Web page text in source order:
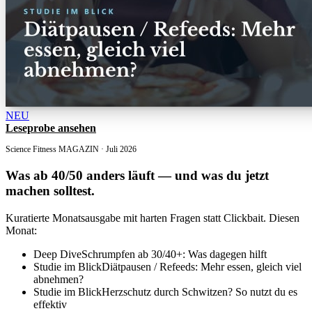
NEU
Leseprobe ansehen
Science Fitness MAGAZIN · Juli 2026
Was ab 40/50 anders läuft— und was du jetzt
machen solltest.
Kuratierte Monatsausgabe mit harten Fragen statt Clickbait. Diesen
Monat:
Deep DiveSchrumpfen ab 30/40+: Was dagegen hilft
Studie im BlickDiätpausen / Refeeds: Mehr essen, gleich viel
abnehmen?
Studie im BlickHerzschutz durch Schwitzen? So nutzt du es
effektiv